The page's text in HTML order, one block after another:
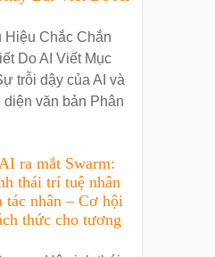
Hiệu Chắc Chắn
Do AI Viết Mục
trỗi dậy của AI và
văn bản Phân
ra mắt Swarm:
thái trí tuệ nhân
tác nhân – Cơ hội
thức cho tương